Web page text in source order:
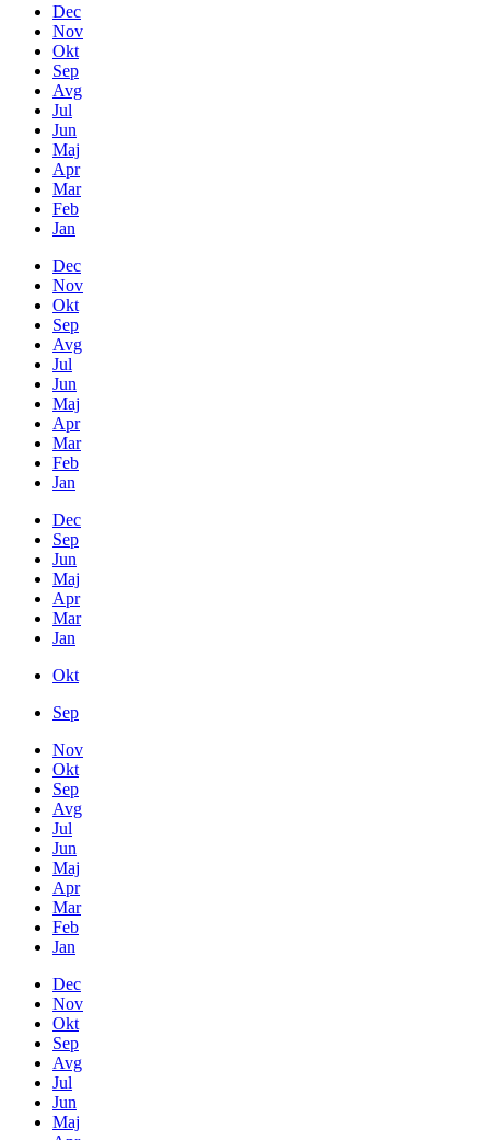
Dec
Nov
Okt
Sep
Avg
Jul
Jun
Maj
Apr
Mar
Feb
Jan
Dec
Nov
Okt
Sep
Avg
Jul
Jun
Maj
Apr
Mar
Feb
Jan
Dec
Sep
Jun
Maj
Apr
Mar
Jan
Okt
Sep
Nov
Okt
Sep
Avg
Jul
Jun
Maj
Apr
Mar
Feb
Jan
Dec
Nov
Okt
Sep
Avg
Jul
Jun
Maj